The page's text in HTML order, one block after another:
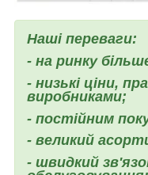
Наші переваги:
- на ринку
- низькі ціни,
виробниками;
- постійним
- великий
- швидкий